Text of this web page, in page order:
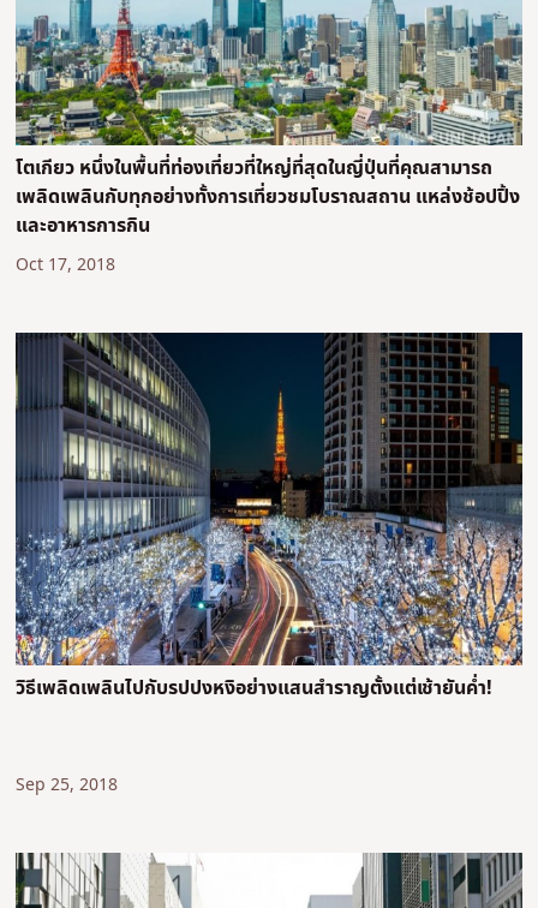
โตเกียว หนึ่งในพื้นที่ท่องเที่ยวที่ใหญ่ที่สุดในญี่ปุ่นที่คุณสามารถ
เพลิดเพลินกับทุกอย่างทั้งการเที่ยวชมโบราณสถาน แหล่งช้อปปิ้ง
และอาหารการกิน
Oct 17, 2018
วิธีเพลิดเพลินไปกับรปปงหงิอย่างแสนสำราญตั้งแต่เช้ายันค่ำ!
Sep 25, 2018